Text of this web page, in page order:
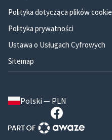
Polityka dotycząca plików cookie
Polityka prywatności
Ustawa o Usługach Cyfrowych
Sitemap
Polski — PLN